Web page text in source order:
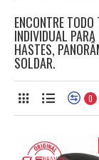
ENCONTRE
INDIVIDUAL
HASTES,
SOLDAR.
0